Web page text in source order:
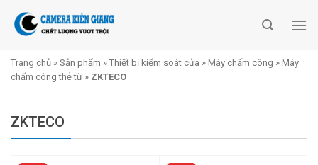
Trang chủ » Sản phẩm » Thiết bị kiểm soát cửa » Máy chấm công » Máy
chấm công thẻ từ » ZKTECO
ZKTECO